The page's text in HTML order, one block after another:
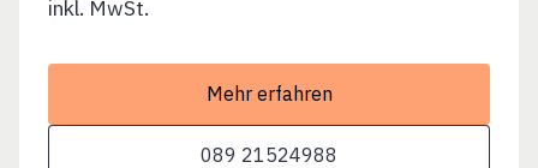
inkl. MwSt.
Mehr erfahren
089 21524988